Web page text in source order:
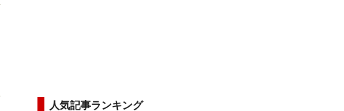
人気記事ランキング